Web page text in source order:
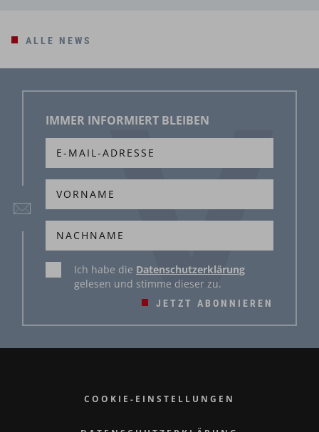
ALLE NEWS
IMMER INFORMIERT BLEIBEN
JETZT ABONNIEREN
Ich habe die Datenschutzerklärung
gelesen und stimme dieser zu.
COOKIE-EINSTELLUNGEN